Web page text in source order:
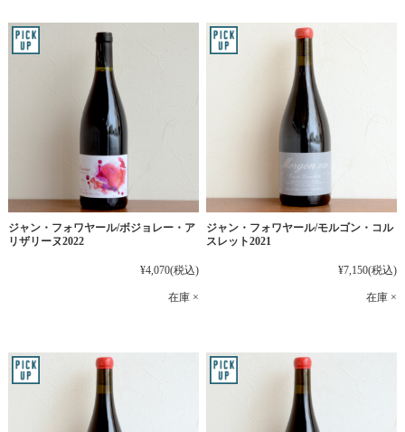
ジャン・フォワヤール/ボジョレー・ア
リザリーヌ2022
¥4,070(税込)
在庫 ×
ジャン・フォワヤール/モルゴン・コル
スレット2021
¥7,150(税込)
在庫 ×